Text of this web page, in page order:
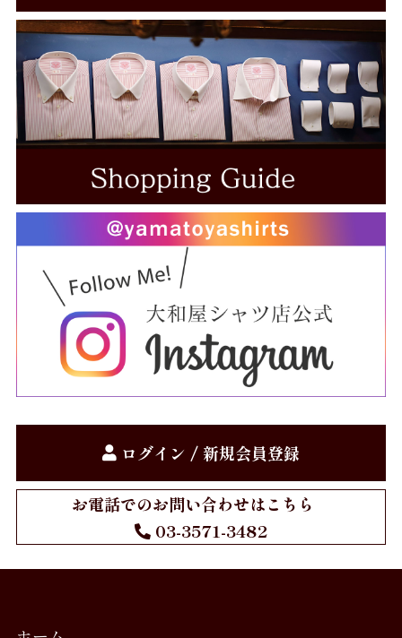
TESTA
THOMAS MASON
Grandi&Rubinelli
Albini
CANCLINI
Gift
お仕立券
Price
～10,000円
10,001円～20,000円
30,001円～40,000円
40,001円～50,000円
お買物方法
ログイン / 新規会員登録
お電話でのお問い合わせはこちら
03-3571-3482